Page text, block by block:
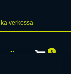
verk​​​​ossa
0